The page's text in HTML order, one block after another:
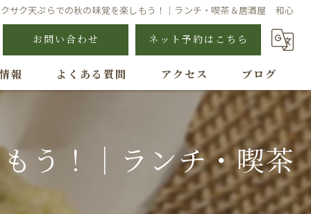
クサク天ぷらでの秋の味覚を楽しもう！｜ランチ・喫茶＆居酒屋 和心
お問い合わせ ネット予約はこちら
報 よくある質問 アクセス ブログ
う！｜ランチ・喫茶